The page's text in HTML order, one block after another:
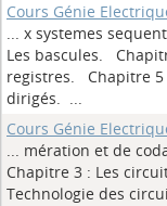
Cours Génie
... x systemes
Les bascules.
registres. Chapitre
dirigés. ...
Cours Génie
... mération et de
Chapitre 3 : Les
Technologie des